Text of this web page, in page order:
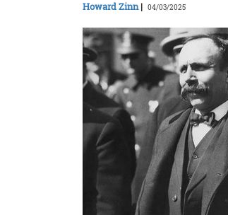
Howard Zinn| 04/03/2025